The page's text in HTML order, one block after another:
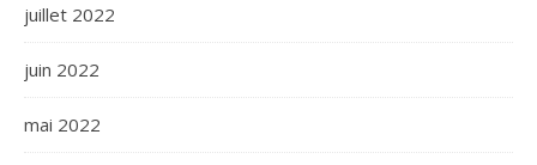
juillet 2022
juin 2022
mai 2022